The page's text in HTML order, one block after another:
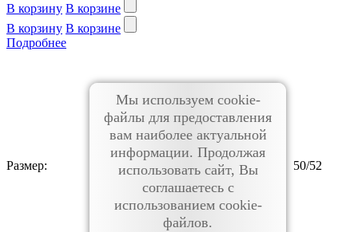
В корзину В корзине
В корзину В корзине
Подробнее
Размер: 50/52
Мы используем cookie-
файлы для предоставления
вам наиболее актуальной
информации. Продолжая
использовать сайт, Вы
соглашаетесь с
использованием cookie-
файлов.